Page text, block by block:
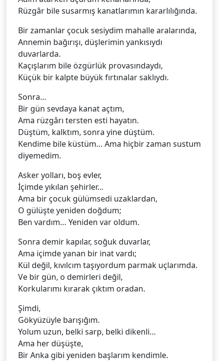
Rüzgâr bile susarmış kanatlarımın kararlılığında.
Bir zamanlar çocuk sesiydim mahalle aralarında,
Annemin bağırışı, düşlerimin yankısıydı
duvarlarda.
Kaçışlarım bile özgürlük provasındaydı,
Küçük bir kalpte büyük fırtınalar saklıydı.
Sonra…
Bir gün sevdaya kanat açtım,
Ama rüzgârı tersten esti hayatın.
Düştüm, kalktım, sonra yine düştüm.
Kendime bile küstüm… Ama hiçbir zaman sustum
diyemedim.
Asker yolları, boş evler,
İçimde yıkılan şehirler…
Ama bir çocuk gülümsedi uzaklardan,
O gülüşte yeniden doğdum;
Ben vardım… Yeniden var oldum.
Sonra demir kapılar, soğuk duvarlar,
Ama içimde yanan bir inat vardı;
Kül değil, kıvılcım taşıyordum parmak uçlarımda.
Ve bir gün, o demirleri değil,
Korkularımı kırarak çıktım oradan.
Şimdi,
Gökyüzüyle barışığım.
Yolum uzun, belki sarp, belki dikenli…
Ama her düşüşte,
Bir Anka gibi yeniden başlarım kendimle.